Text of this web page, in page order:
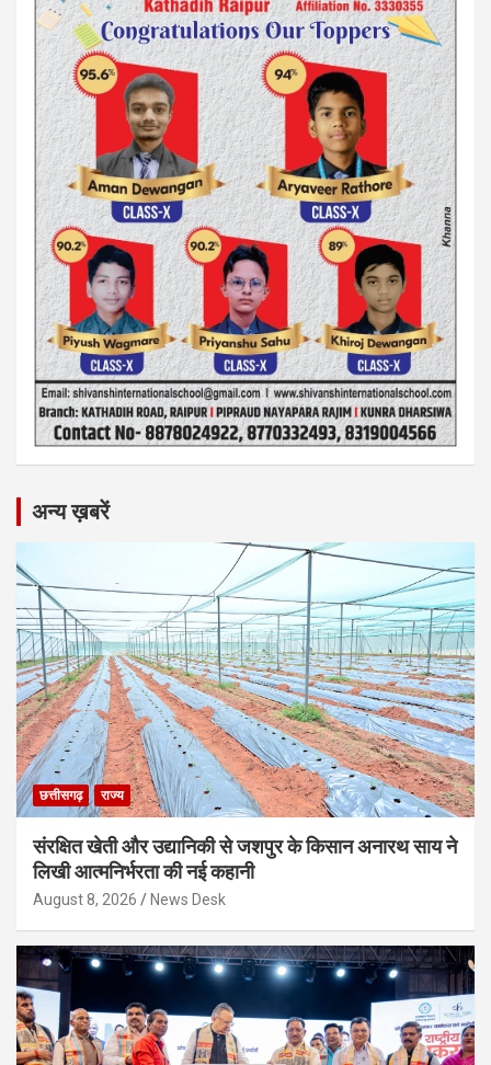
अन्य ख़बरें
छत्तीसगढ़ राज्य
संरक्षित खेती और उद्यानिकी से जशपुर के किसान अनारथ साय ने
लिखी आत्मनिर्भरता की नई कहानी
August 8, 2026 News Desk